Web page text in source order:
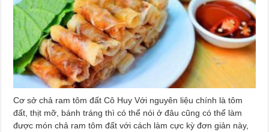
Cơ sở chả ram tôm đất Cô Huy Với nguyên liệu chính là tôm
đất, thịt mỡ, bánh tráng thì có thể nói ở đâu cũng có thể làm
được món chả ram tôm đất với cách làm cực kỳ đơn giản này,